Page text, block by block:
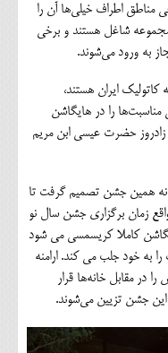
مناطق اطراف خیلی‌ها آن را
مجموعه شاغل هستند و برخی
به ورود می‌شوند.
ایران هستند،
را در هایگاشن
حضرت عیسی ابن مریم
همین جشن تصمیم گرفت تا
زمان برگزاری جشن سال نو
کاملا کریسمسی می شود
به خود جلب می کند. ارامنه
مقابل خانه‌ها قرار
این جشن تزیین می‌شوند.